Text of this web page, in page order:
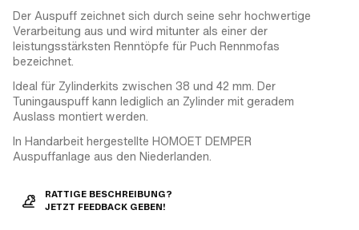
Der Auspuff zeichnet sich durch seine sehr hochwertige
Verarbeitung aus und wird mitunter als einer der
leistungsstärksten Renntöpfe für Puch Rennmofas
bezeichnet.
Ideal für Zylinderkits zwischen 38 und 42 mm. Der
Tuningauspuff kann lediglich an Zylinder mit geradem
Auslass montiert werden.
In Handarbeit hergestellte HOMOET DEMPER
Auspuffanlage aus den Niederlanden.
RATTIGE BESCHREIBUNG?
JETZT FEEDBACK GEBEN!